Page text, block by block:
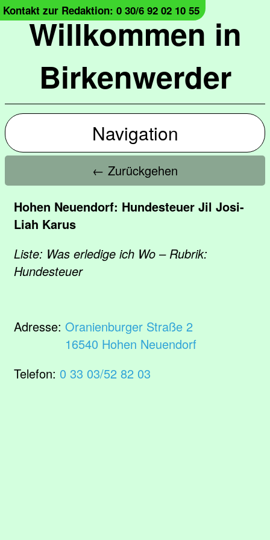
Willkommen in
Birkenwerder
Kontakt zur Redaktion: 0 30/6 92 02 10 55
Navigation
← Zurückgehen
Hohen Neuendorf: Hundesteuer Jil Josi-
Liah Karus
Liste: Was erledige ich Wo – Rubrik:
Hundesteuer
Adresse: Oranienburger Straße 2
16540 Hohen Neuendorf
Telefon: 0 33 03/52 82 03